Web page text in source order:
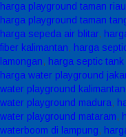
harga playground taman riau
harga playground taman
harga sepeda air blitar,
fiber kalimantan, harga
lamongan, harga septic
harga water playground
water playground kalimantan
water playground madura,
water playground mataram,
waterboom di lampung,